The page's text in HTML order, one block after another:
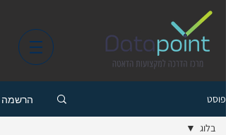
פוסט הרשמה
בלוג